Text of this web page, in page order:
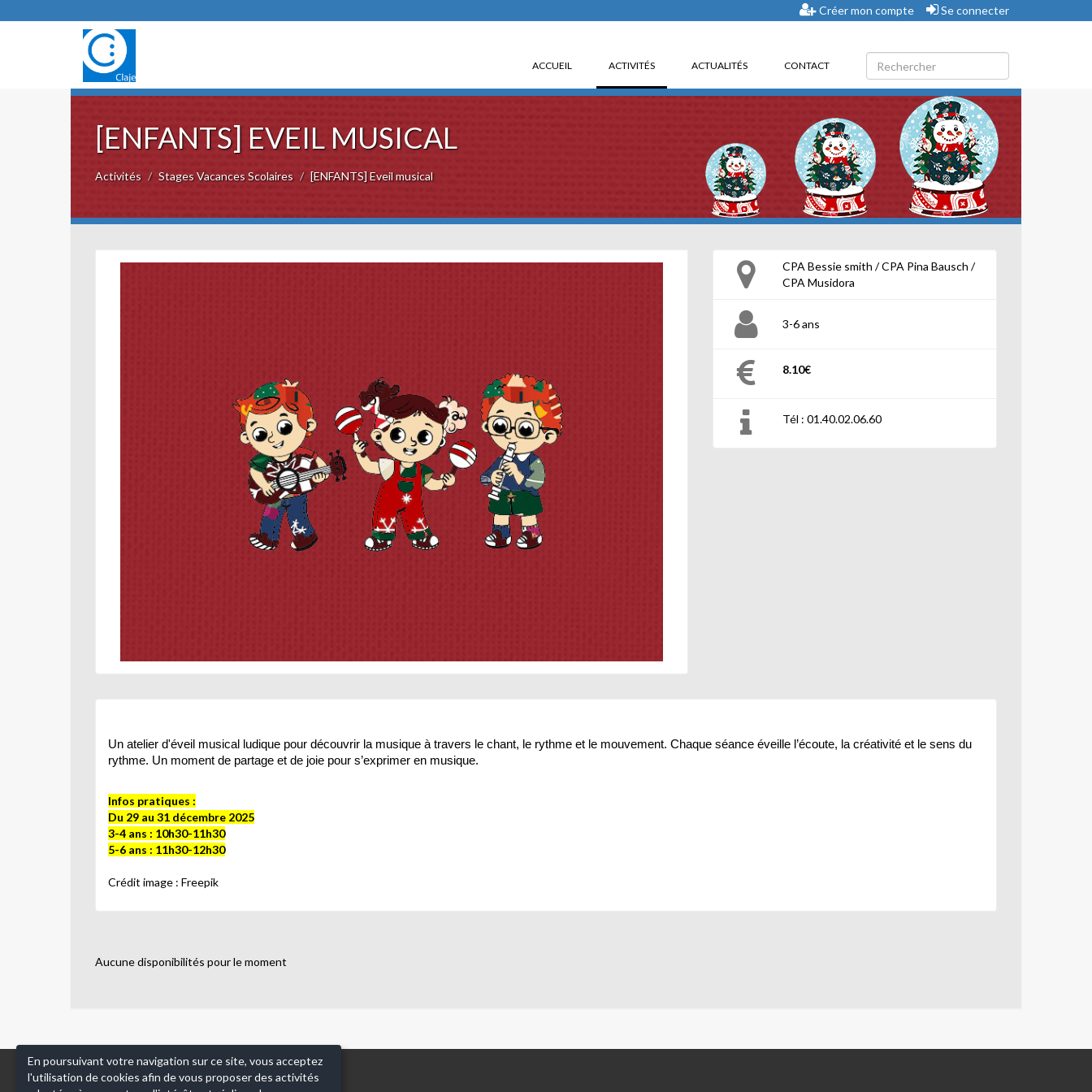
Créer mon compte Se connecter
ACCUEIL ACTIVITÉS(CURRENT)ACTUALITÉS CONTACT
[ENFANTS] EVEIL MUSICAL
Activités Stages Vacances Scolaires [ENFANTS] Eveil musical
CPA Bessie smith / CPA Pina Bausch /
CPA Musidora
3-6 ans
8.10€
Tél : 01.40.02.06.60
Un atelier d'éveil musical ludique pour découvrir la musique à travers le chant, le rythme et le mouvement. Chaque séance éveille l’écoute, la créativité et le sens du
rythme. Un moment de partage et de joie pour s’exprimer en musique.
Infos pratiques :
Du 29 au 31 décembre 2025
3-4 ans : 10h30-11h30
5-6 ans : 11h30-12h30
Crédit image : Freepik
Aucune disponibilités pour le moment
En poursuivant votre navigation sur ce site, vous acceptez
l'utilisation de cookies afin de vous proposer des activités